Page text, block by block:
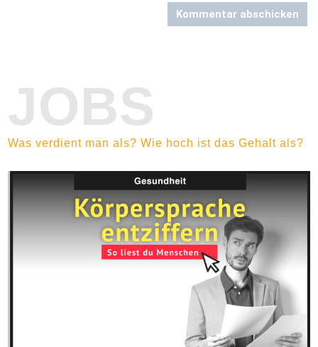
Kommentar abschicken
JOBS
Was verdient man als? Wie hoch ist das Gehalt als?